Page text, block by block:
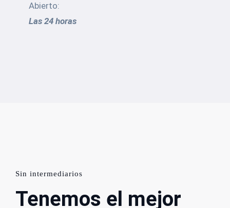
Abierto:
Las 24 horas
Sin intermediarios
Tenemos el mejor